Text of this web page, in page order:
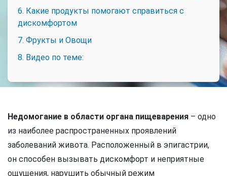
6. Какие продукты помогают справиться с
дискомфортом
7. Фрукты и Овощи
8. Видео по теме:
Недомогание в области органа пищеварения – одно
из наиболее распространенных проявлений
заболеваний живота. Расположенный в эпигастрии,
он способен вызывать дискомфорт и неприятные
ощущения, нарушить обычный режим